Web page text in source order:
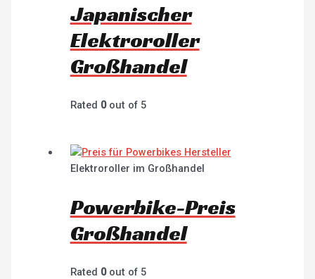
Japanischer
Elektroroller
Großhandel
Rated 0out of 5
Elektroroller im Großhandel
Powerbike-Preis
Großhandel
Rated 0out of 5